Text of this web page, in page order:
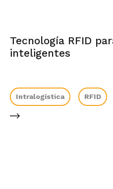
Tecnología RFID
inteligentes
Intralogística RFID